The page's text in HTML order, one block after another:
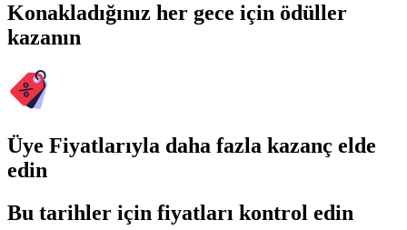
Konakladığınız her gece için ödüller
kazanın
Üye Fiyatlarıyla daha fazla kazanç elde
edin
Bu tarihler için fiyatları kontrol edin